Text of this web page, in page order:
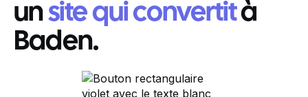
unsite qui convertità
Baden.